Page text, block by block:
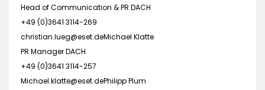
Head of Communication & PR DACH
+49 (0)3641 3114-269
christian.lueg@eset.deMichael Klatte
PR Manager DACH
+49 (0)3641 3114-257
Michael.klatte@eset.dePhilippPlum